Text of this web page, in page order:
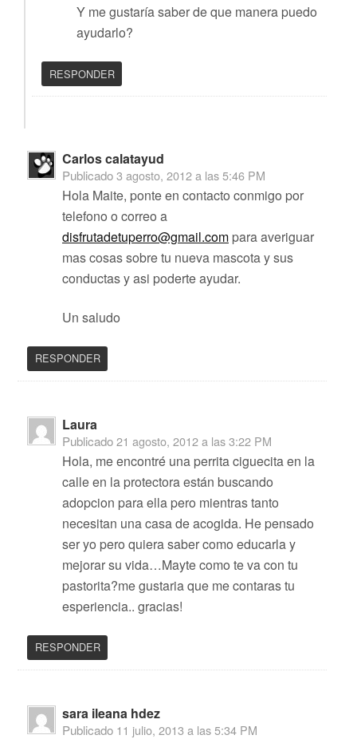
Y me gustaría saber de que manera puedo
ayudarlo?
RESPONDER
Carlos calatayud
Publicado3 agosto, 2012 a las 5:46 PM
Hola Maite, ponte en contacto conmigo por
telefono o correo a
disfrutadetuperro@gmail.com para averiguar
mas cosas sobre tu nueva mascota y sus
conductas y asi poderte ayudar.
Un saludo
RESPONDER
Laura
Publicado21 agosto, 2012 a las 3:22 PM
Hola, me encontré una perrita ciguecita en la
calle en la protectora están buscando
adopcion para ella pero mientras tanto
necesitan una casa de acogida. He pensado
ser yo pero quiera saber como educarla y
mejorar su vida…Mayte como te va con tu
pastorita?me gustaria que me contaras tu
esperiencia.. gracias!
RESPONDER
sara ileana hdez
Publicado 11 julio, 2013 a las 5:34 PM